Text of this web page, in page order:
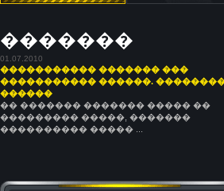
���������
�������
01.07.2010
����������� ������� ���
����������� ������.
������
�� ������� ������� ����� ��
��������� �����, �������
���������� ����� ...